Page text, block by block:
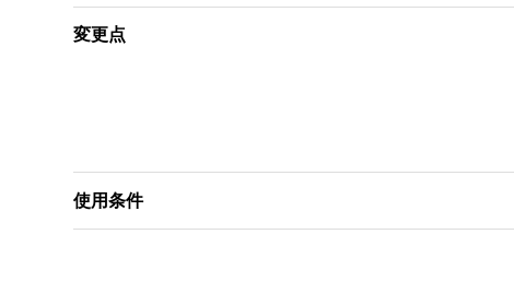
変更点
使用条件